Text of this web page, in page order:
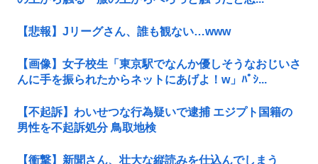
【悲報】Jリーグさん、誰も観ない…www
【画像】女子校生「東京駅でなんか優しそうなおじいさ
んに手を振られたからネットにあげよ！w」ﾊﾟｼ...
【不起訴】わいせつな行為疑いで逮捕 エジプト国籍の
男性を不起訴処分 鳥取地検
【衝撃】新聞さん、壮大な縦読みを仕込んでしまう